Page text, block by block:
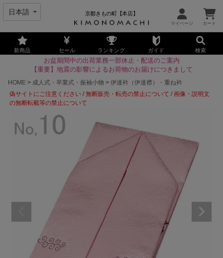
京都きもの町【本店】
新商品 セール ランキング ガイド 検索
お盆期間中の出荷業務一部休止・配送のご案内
【重要】地震の影響によるお荷物のお届けにつきまして
HOME
成人式・卒業式・振袖小物
伊達衿（伊達襟）・重ね衿
偽サイトにご注意ください /無断販売・転売の禁止について /画像・説明文
の無断転載等の禁止について